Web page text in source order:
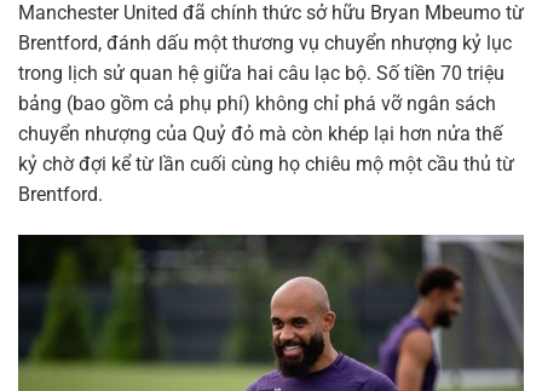
Manchester United đã chính thức sở hữu Bryan Mbeumo từ
Brentford, đánh dấu một thương vụ chuyển nhượng kỷ lục
trong lịch sử quan hệ giữa hai câu lạc bộ. Số tiền 70 triệu
bảng (bao gồm cả phụ phí) không chỉ phá vỡ ngân sách
chuyển nhượng của Quỷ đỏ mà còn khép lại hơn nửa thế
kỷ chờ đợi kể từ lần cuối cùng họ chiêu mộ một cầu thủ từ
Brentford.